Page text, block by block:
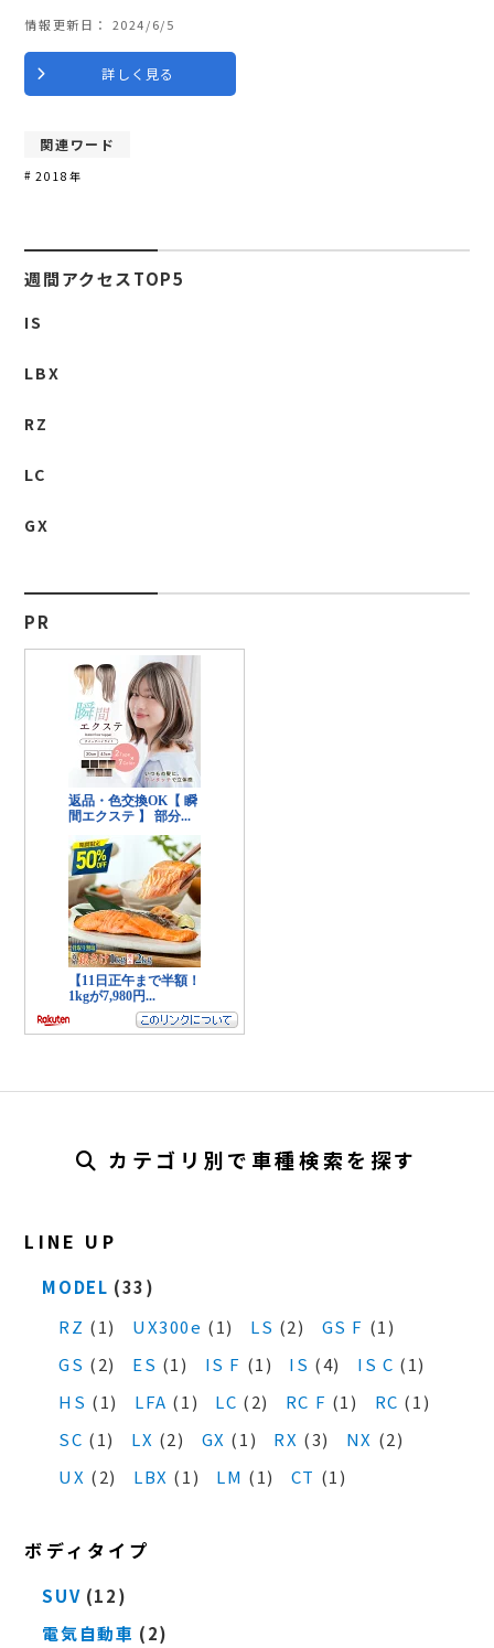
情報更新日： 2024/6/5
詳しく見る
関連ワード
2018年
週間アクセスTOP5
IS
LBX
RZ
LC
GX
PR
カテゴリ別で車種検索を探す
LINE UP
MODEL (33)
RZ (1) UX300e (1) LS (2) GS F (1)
GS (2) ES (1) IS F (1) IS (4) IS C (1)
HS (1) LFA (1) LC (2) RC F (1) RC (1)
SC (1) LX (2) GX (1) RX (3) NX (2)
UX (2) LBX (1) LM (1) CT (1)
ボディタイプ
SUV (12)
電気自動車 (2)